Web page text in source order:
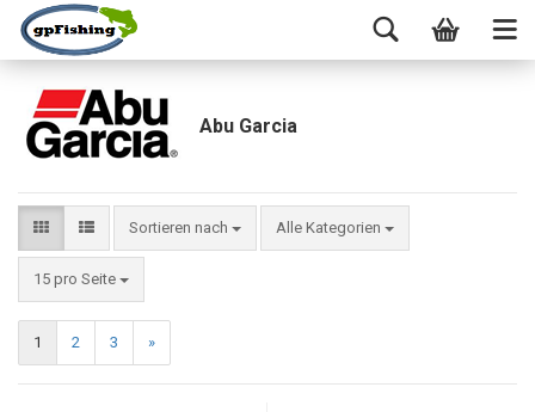
Abu Garcia
Sortieren nach Alle Kategorien
15 pro Seite
1 2 3 »